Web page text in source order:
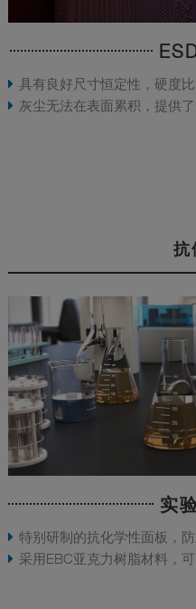
具有良好尺寸恒定性，硬度
灰尘无法在表面累积，提供
抗
实
特别研制的抗化学性面板，
采用EBC亚克力树脂材料，